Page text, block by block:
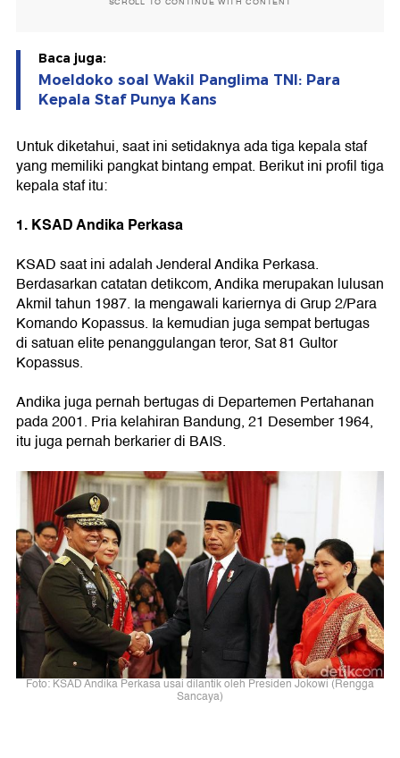
Baca juga:
Moeldoko soal Wakil Panglima TNI: Para
Kepala Staf Punya Kans
Untuk diketahui, saat ini setidaknya ada tiga kepala staf
yang memiliki pangkat bintang empat. Berikut ini profil tiga
kepala staf itu:
1. KSAD Andika Perkasa
KSAD saat ini adalah Jenderal Andika Perkasa.
Berdasarkan catatan detikcom, Andika merupakan lulusan
Akmil tahun 1987. Ia mengawali kariernya di Grup 2/Para
Komando Kopassus. Ia kemudian juga sempat bertugas
di satuan elite penanggulangan teror, Sat 81 Gultor
Kopassus.
Andika juga pernah bertugas di Departemen Pertahanan
pada 2001. Pria kelahiran Bandung, 21 Desember 1964,
itu juga pernah berkarier di BAIS.
Foto: KSAD Andika Perkasa usai dilantik oleh Presiden Jokowi (Rengga
Sancaya)